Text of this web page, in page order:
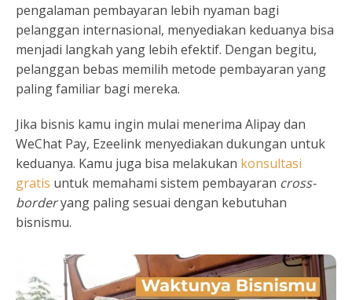
pengalaman pembayaran lebih nyaman bagi
pelanggan internasional, menyediakan keduanya bisa
menjadi langkah yang lebih efektif. Dengan begitu,
pelanggan bebas memilih metode pembayaran yang
paling familiar bagi mereka.
Jika bisnis kamu ingin mulai menerima Alipay dan
WeChat Pay, Ezeelink menyediakan dukungan untuk
keduanya. Kamu juga bisa melakukan konsultasi
gratis untuk memahami sistem pembayaran cross-
borderyang paling sesuai dengan kebutuhan
bisnismu.